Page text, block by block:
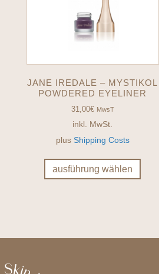
JANE IREDALE – MYSTIKOL
POWDERED EYELINER
31,00€ MwsT
inkl. MwSt.
plus Shipping Costs
ausführung wählen
weist